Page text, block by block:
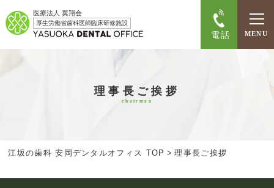
医療法人 翼翔会
厚生労働省歯科医師臨床研修施設
電話 MENU
理事長ご挨拶
chairman
江坂の歯科 安岡デンタルオフィス TOP >理事長ご挨拶